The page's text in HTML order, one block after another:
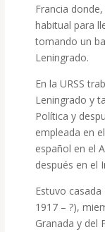
Francia
habitual para
tomando un
Leningrado.
En la URSS
Leningrado y
Política y
empleada en
español en el
después en el
Estuvo
1917 – ?),
Granada y del